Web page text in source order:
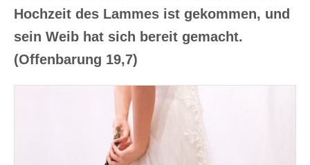
Hochzeit des Lammes ist gekommen, und
sein Weib hat sich bereit gemacht.
(Offenbarung 19,7)